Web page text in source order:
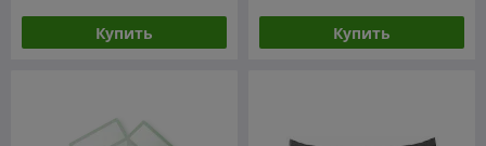
Купить Купить